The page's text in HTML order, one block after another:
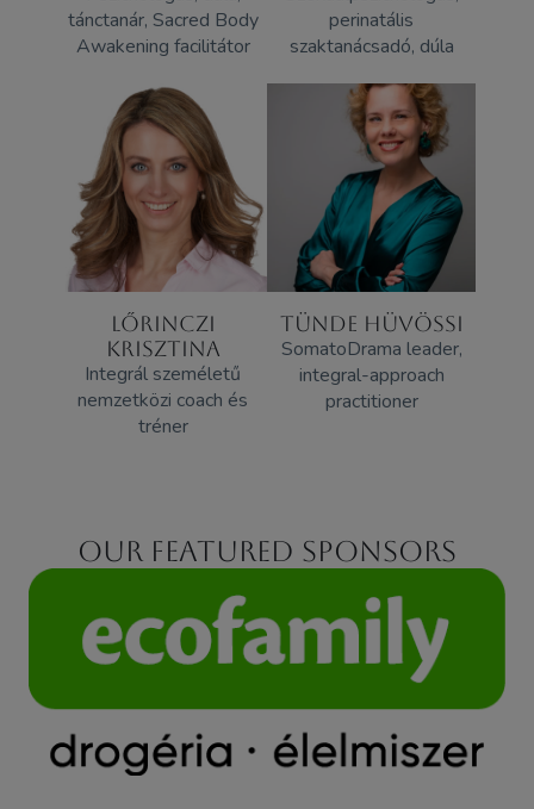
tánctanár, Sacred Body
Awakening facilitátor
perinatális
szaktanácsadó, dúla
LŐRINCZI
KRISZTINA
Integrál személetű
nemzetközi coach és
tréner
TÜNDE HÜVÖSSI
SomatoDrama leader,
integral-approach
practitioner
Our featured sponsors